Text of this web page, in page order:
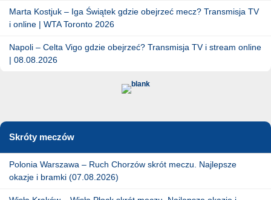
Marta Kostjuk – Iga Świątek gdzie obejrzeć mecz? Transmisja TV
i online | WTA Toronto 2026
Napoli – Celta Vigo gdzie obejrzeć? Transmisja TV i stream online
| 08.08.2026
Skróty meczów
Polonia Warszawa – Ruch Chorzów skrót meczu. Najlepsze
okazje i bramki (07.08.2026)